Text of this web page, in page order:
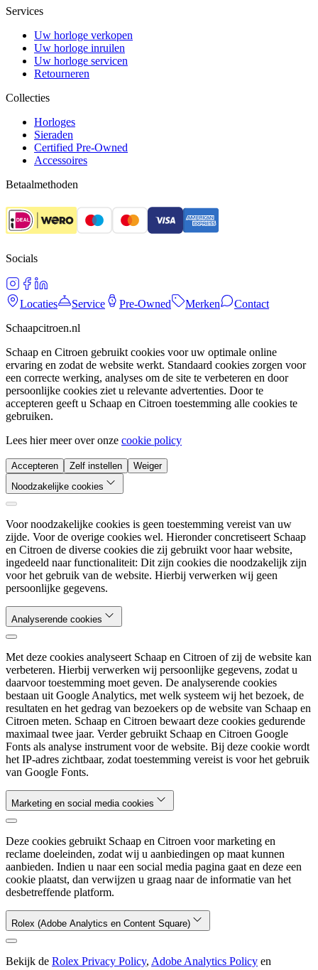
Services
Uw horloge verkopen
Uw horloge inruilen
Uw horloge servicen
Retourneren
Collecties
Horloges
Sieraden
Certified Pre-Owned
Accessoires
Betaalmethoden
Socials
Locaties Service Pre-Owned Merken
Contact
Schaapcitroen.nl
Schaap en Citroen gebruikt cookies voor uw optimale online
ervaring en zodat de website werkt. Standaard cookies zorgen voor
een correcte werking, analyses om de site te verbeteren en door
persoonlijke cookies ziet u relevante advertenties. Door te
accepteren geeft u Schaap en Citroen toestemming alle cookies te
gebruiken.
Lees hier meer over onze cookie policy
Accepteren Zelf instellen
Weiger
Noodzakelijke cookies
Voor noodzakelijke cookies is geen toestemming vereist van uw
zijde. Voor de overige cookies wel. Hieronder concretiseert Schaap
en Citroen de diverse cookies die zij gebruikt voor haar website,
ingedeeld naar functionaliteit: Dit zijn cookies die noodzakelijk zijn
voor het gebruik van de website. Hierbij verwerken wij geen
persoonlijke gegevens.
Analyserende cookies
Met deze cookies analyseert Schaap en Citroen of zij de website kan
verbeteren. Hierbij verwerken wij persoonlijke gegevens, zodat u
daarvoor toestemming moet geven. De analyserende cookies
bestaan uit Google Analytics, met welk systeem wij het bezoek, de
resultaten en het gedrag van bezoekers op de website van Schaap en
Citroen meten. Schaap en Citroen bewaart deze cookies gedurende
maximaal twee jaar. Verder gebruikt Schaap en Citroen Google
Fonts als analyse instrument voor de website. Bij deze cookie wordt
het IP-adres zichtbaar, zodat toestemming vereist is voor het gebruik
van Google Fonts.
Marketing en social media cookies
Deze cookies gebruikt Schaap en Citroen voor marketing en
reclame doeleinden, zodat wij u aanbiedingen op maat kunnen
aanbieden. Indien u naar een social media pagina gaat en deze een
cookie plaatst, dan verwijzen u graag naar de informatie van het
desbetreffende platform.
Rolex (Adobe Analytics en Content Square)
Bekijk de Rolex Privacy Policy, Adobe Analytics Policy en